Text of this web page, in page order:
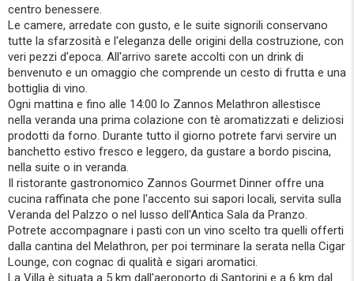
centro benessere.
Le camere, arredate con gusto, e le suite signorili conservano
tutte la sfarzosità e l'eleganza delle origini della costruzione, con
veri pezzi d'epoca. All'arrivo sarete accolti con un drink di
benvenuto e un omaggio che comprende un cesto di frutta e una
bottiglia di vino.
Ogni mattina e fino alle 14:00 lo Zannos Melathron allestisce
nella veranda una prima colazione con tè aromatizzati e deliziosi
prodotti da forno. Durante tutto il giorno potrete farvi servire un
banchetto estivo fresco e leggero, da gustare a bordo piscina,
nella suite o in veranda.
Il ristorante gastronomico Zannos Gourmet Dinner offre una
cucina raffinata che pone l'accento sui sapori locali, servita sulla
Veranda del Palzzo o nel lusso dell'Antica Sala da Pranzo.
Potrete accompagnare i pasti con un vino scelto tra quelli offerti
dalla cantina del Melathron, per poi terminare la serata nella Cigar
Lounge, con cognac di qualità e sigari aromatici.
La Villa è situata a 5 km dall'aeroporto di Santorini e a 6 km dal